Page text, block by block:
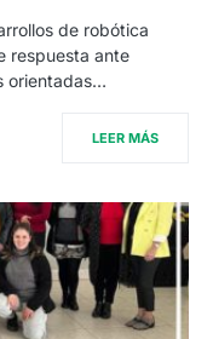
de robótica
respuesta ante
orientadas…
LEER MÁS